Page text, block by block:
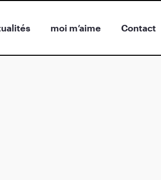
moi m’aime Contact